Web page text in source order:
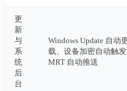
更
新
与
系
统
后
台
Windows Update 自动
载、设备加密自动触
MRT 自动推送